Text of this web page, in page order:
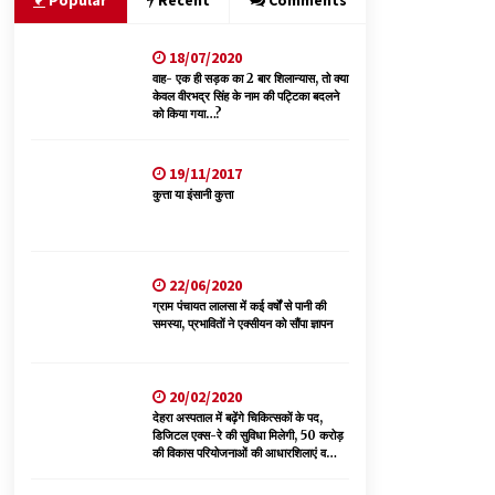
हिमाचल में प्रतिशोध की राजनीति के खिलाफ भाजपा ने
शिमला CM आवास ओकओवर घेराव में किया शक्ति प्रदर्शन
05/08/2026
जांच की मांग, भाजपा ने कहा- “हर पैसे का हिसाब जनता को
परिवारों के लिए उपलब्ध होगी बेहतरीन उपचार सुविधा- CM
04/08/2026
18/07/2020
वाह- एक ही सड़क का 2 बार शिलान्यास, तो क्या
केवल वीरभद्र सिंह के नाम की पट्टिका बदलने
को किया गया…?
19/11/2017
कुत्ता या इंसानी कुत्ता
22/06/2020
ग्राम पंचायत लालसा में कई वर्षों से पानी की
समस्या, प्रभावितों ने एक्सीयन को सौंपा ज्ञापन
20/02/2020
देहरा अस्पताल में बढ़ेंगे चिकित्सकों के पद,
डिजिटल एक्स-रे की सुविधा मिलेगी, 50 करोड़
की विकास परियोजनाओं की आधारशिलाएं व